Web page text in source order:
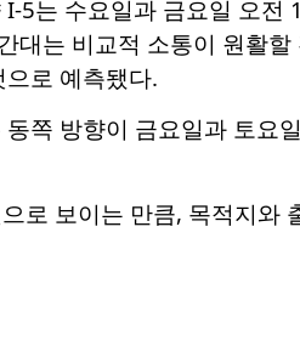
5는 수요일과 금요일 오
대는 비교적 소통이 원활
로 예측됐다.
쪽 방향이 금요일과 토요
로 보이는 만큼, 목적지